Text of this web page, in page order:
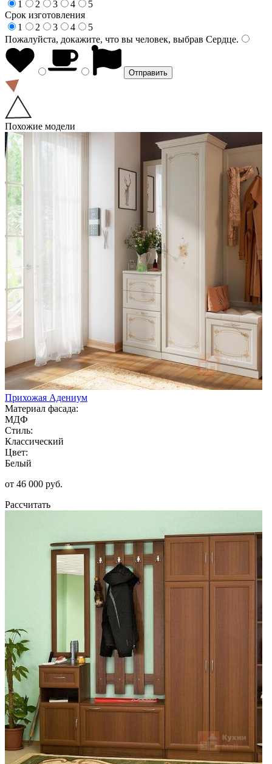
1
2 3 4
5
Срок изготовления
1
2 3 4
5
Пожалуйста, докажите, что вы человек, выбрав Сердце.
Похожие модели
Прихожая Адениум
Материал фасада:
МДФ
Стиль:
Классический
Цвет:
Белый
от 46 000 руб.
Рассчитать